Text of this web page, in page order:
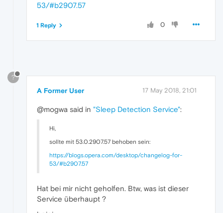
53/#b2907.57
0
1 Reply
?
A Former User 17 May 2018, 21:01
@mogwa said in "Sleep Detection Service":
Hi,
sollte mit 53.0.2907.57 behoben sein:
https://blogs.opera.com/desktop/changelog-for-
53/#b2907.57
Hat bei mir nicht geholfen. Btw, was ist dieser
Service überhaupt ?